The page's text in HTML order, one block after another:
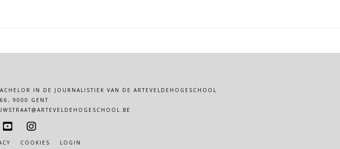
IN DE JOURNALISTIEK VAN DE ARTEVELDEHOGESCHOOL
66, 9000 GENT
COOKIES LOGIN